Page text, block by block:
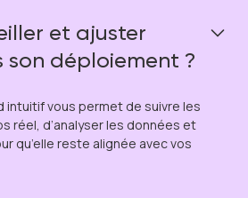
et ajuster
son déploiement ?
intuitif vous permet de suivre les
réel, d’analyser les données et
qu’elle reste alignée avec vos